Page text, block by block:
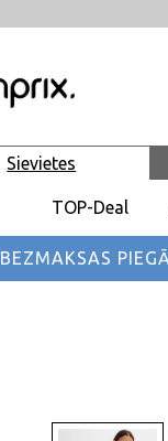
Sievietes
TOP-Deal
BEZMAKSAS